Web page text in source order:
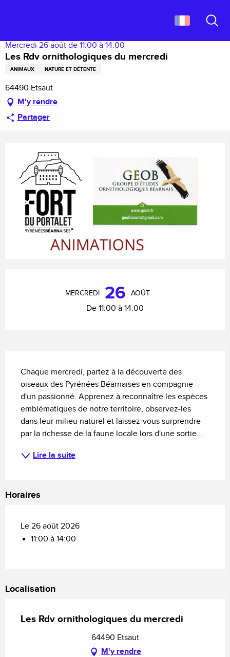
principal
Mercredi 26 août de 11:00 à 14:00
Les Rdv ornithologiques du mercredi
ANIMAUX NATURE ET DÉTENTE
64490 Etsaut
M'y rendre
Partager
MERCREDI 26 AOÛT
De 11:00 à 14:00
Chaque mercredi, partez à la découverte des
oiseaux des Pyrénées Béarnaises en compagnie
d'un passionné. Apprenez à reconnaître les espèces
emblématiques de notre territoire, observez-les
dans leur milieu naturel et laissez-vous surprendre
par la richesse de la faune locale lors d'une sortie...
Lire la suite
Horaires
Le 26 août 2026
11:00 à 14:00
Localisation
Les Rdv ornithologiques du mercredi
64490 Etsaut
M'y rendre